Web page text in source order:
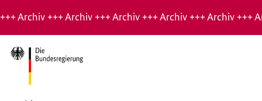
Hinweis:
Archiv-
Seite
+++ Archiv +++ Archiv +++ Archiv +++ Archiv +++ Archiv +++